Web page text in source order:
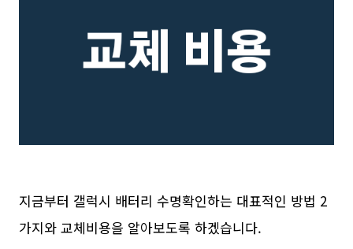
지금부터 갤럭시 배터리 수명확인하는 대표적인 방법 2
가지와 교체비용을 알아보도록 하겠습니다.